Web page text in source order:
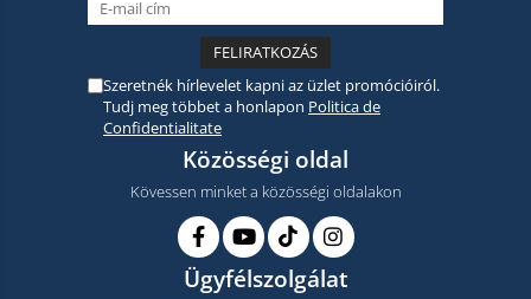
Szeretnék hírlevelet kapni az üzlet promócióiról.
Tudj meg többet a honlapon Politica de
Confidentialitate
Közösségi oldal
Kövessen minket a közösségi oldalakon
Ügyfélszolgálat